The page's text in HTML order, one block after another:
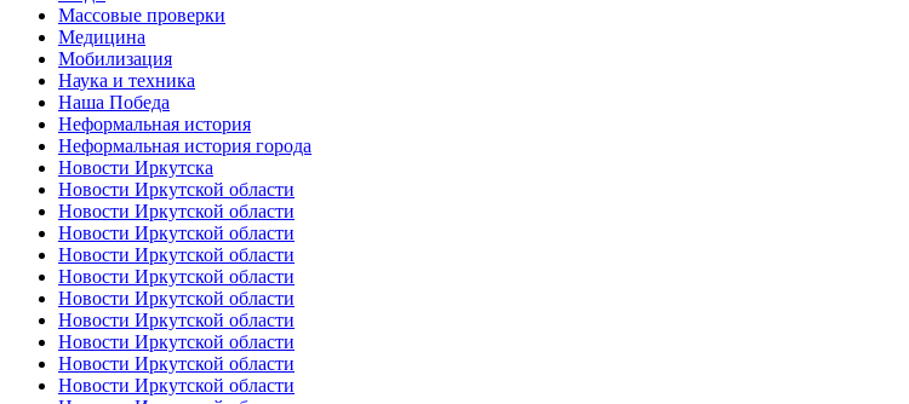
Массовые проверки
Медицина
Мобилизация
Наука и техника
Наша Победа
Неформальная история
Неформальная история города
Новости Иркутска
Новости Иркутской области
Новости Иркутской области
Новости Иркутской области
Новости Иркутской области
Новости Иркутской области
Новости Иркутской области
Новости Иркутской области
Новости Иркутской области
Новости Иркутской области
Новости Иркутской области